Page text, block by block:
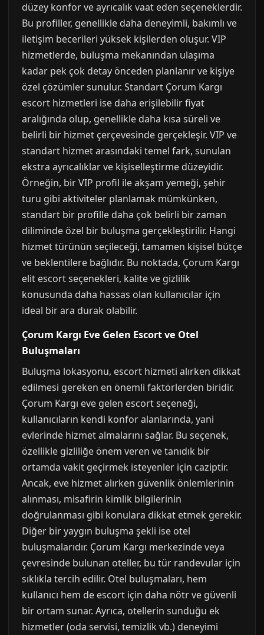
düzey konfor ve ayrıcalık vaat eden seçeneklerdir.
Bu profiller, genellikle daha deneyimli, bakımlı ve
iletişim becerileri yüksek kişilerden oluşur. VIP
hizmetlerde, buluşma mekanından ulaşıma
kadar pek çok detay önceden planlanır ve kişiye
özel çözümler sunulur. Standart Çorum Kargı
escort hizmetleri ise daha erişilebilir fiyat
aralığında olup, genellikle daha kısa süreli ve
belirli bir hizmet çerçevesinde gerçekleşir. VIP ve
standart hizmet arasındaki temel fark, sunulan
ekstra ayrıcalıklar ve kişiselleştirme düzeyidir.
Örneğin, bir VIP profil ile akşam yemeği, şehir
turu gibi aktiviteler planlamak mümkünken,
standart bir profille daha çok belirli bir zaman
diliminde özel bir buluşma gerçekleştirilir. Hangi
hizmet türünün seçileceği, tamamen kişisel bütçe
ve beklentilere bağlıdır. Bu noktada, Çorum Kargı
elit escort seçenekleri, kalite ve gizlilik
konusunda daha hassas olan kullanıcılar için
ideal bir ara durak olabilir.
Çorum Kargı Eve Gelen Escort ve Otel
Buluşmaları
Buluşma lokasyonu, escort hizmeti alırken dikkat
edilmesi gereken en önemli faktörlerden biridir.
Çorum Kargı eve gelen escort seçeneği,
kullanıcıların kendi konfor alanlarında, yani
evlerinde hizmet almalarını sağlar. Bu seçenek,
özellikle gizliliğe önem veren ve tanıdık bir
ortamda vakit geçirmek isteyenler için caziptir.
Ancak, eve hizmet alırken güvenlik önlemlerinin
alınması, misafirin kimlik bilgilerinin
doğrulanması gibi konulara dikkat etmek gerekir.
Diğer bir yaygın buluşma şekli ise otel
buluşmalarıdır. Çorum Kargı merkezinde veya
çevresinde bulunan oteller, bu tür randevular için
sıklıkla tercih edilir. Otel buluşmaları, hem
kullanıcı hem de escort için daha nötr ve güvenli
bir ortam sunar. Ayrıca, otellerin sunduğu ek
hizmetler (oda servisi, temizlik vb.) deneyimi